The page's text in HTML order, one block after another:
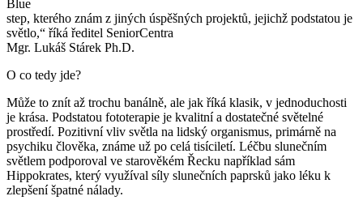
Blue
step, kterého znám z jiných úspěšných projektů, jejichž podstatou je
světlo,“ říká ředitel SeniorCentra
Mgr. Lukáš Stárek Ph.D.
O co tedy jde?
Může to znít až trochu banálně, ale jak říká klasik, v jednoduchosti
je krása. Podstatou fototerapie je kvalitní a dostatečné světelné
prostředí. Pozitivní vliv světla na lidský organismus, primárně na
psychiku člověka, známe už po celá tisíciletí. Léčbu slunečním
světlem podporoval ve starověkém Řecku například sám
Hippokrates, který využíval síly slunečních paprsků jako léku k
zlepšení špatné nálady.